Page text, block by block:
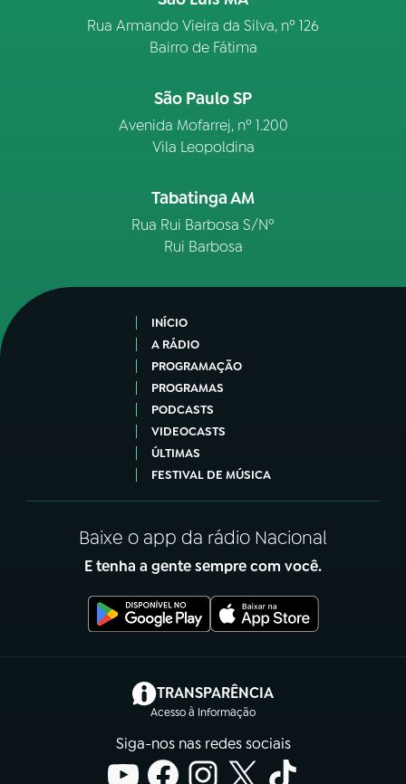
Rua Armando Vieira da Silva, nº 126
Bairro de Fátima
São Paulo SP
Avenida Mofarrej, nº 1.200
Vila Leopoldina
Tabatinga AM
Rua Rui Barbosa S/Nº
Rui Barbosa
INÍCIO
A RÁDIO
PROGRAMAÇÃO
PROGRAMAS
PODCASTS
VIDEOCASTS
ÚLTIMAS
FESTIVAL DE MÚSICA
Baixe o app da rádio Nacional
E tenha a gente sempre com você.
TRANSPARÊNCIA
Acesso à Informação
(abre em nova aba)
Siga-nos nas redes sociais